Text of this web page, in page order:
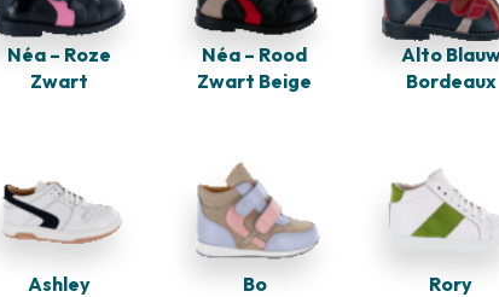
Néa – Roze
Zwart
Néa – Rood
Zwart Beige
Alto
Bordeaux
Ashley Bo Rory